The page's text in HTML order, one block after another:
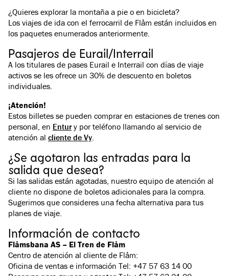
¿Quieres explorar la montaña a pie o en bicicleta?
Los viajes de ida con el ferrocarril de Flåm están incluidos en
los paquetes enumerados anteriormente.
Pasajeros de Eurail/Interrail
A los titulares de pases Eurail e Interrail con días de viaje
activos se les ofrece un 30% de descuento en boletos
individuales.
¡Atención!
Estos billetes se pueden comprar en estaciones de trenes con
personal, en Entury por teléfono llamando al servicio de
atención al cliente de Vy.
¿Se agotaron las entradas para la
salida que desea?
Si las salidas están agotadas, nuestro equipo de atención al
cliente no dispone de boletos adicionales para la compra.
Sugerimos que consideres una fecha alternativa para tus
planes de viaje.
Información de contacto
Flåmsbana AS – El Tren de Flåm
Centro de atención al cliente de Flåm:
Oficina de ventas e información Tel: +47 57 63 14 00